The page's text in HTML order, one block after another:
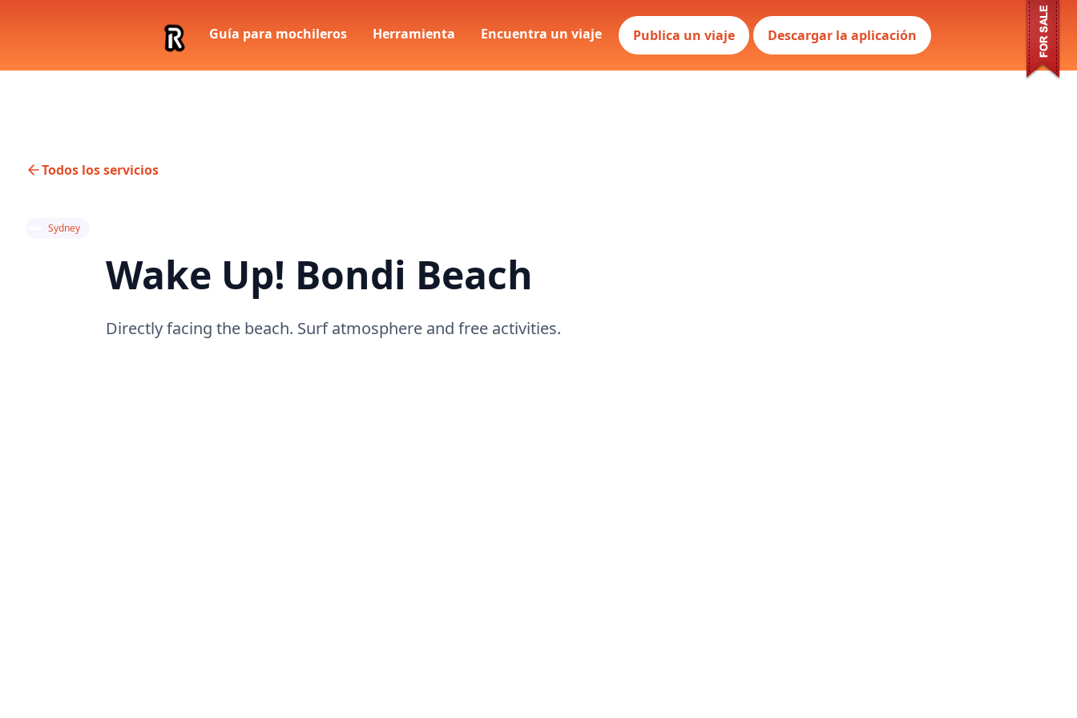
Guía para mochileros Herramienta Encuentra un viaje Publica un viaje Descargar la aplicación
Todos los servicios
Sydney
Wake Up! Bondi Beach
Directly facing the beach. Surf atmosphere and free activities.